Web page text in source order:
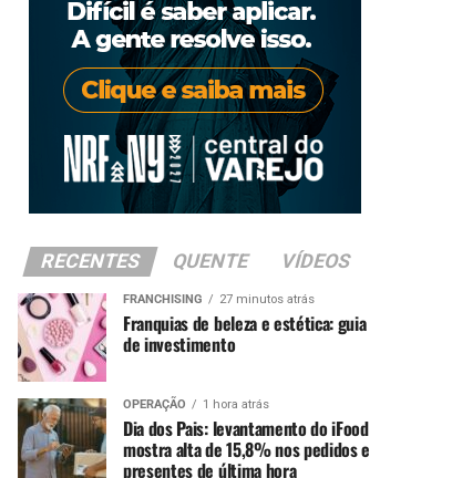
RECENTES QUENTE VÍDEOS
FRANCHISING 27 minutos atrás
Franquias de beleza e estética: guia
de investimento
OPERAÇÃO 1 hora atrás
Dia dos Pais: levantamento do iFood
mostra alta de 15,8% nos pedidos e
presentes de última hora